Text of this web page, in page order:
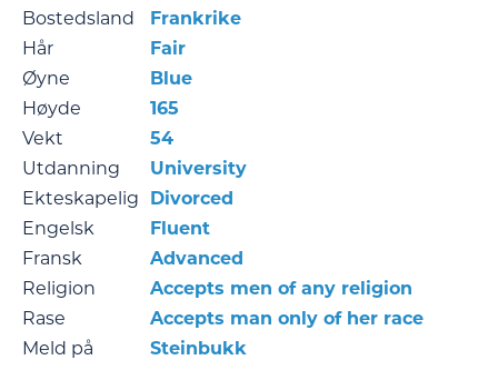
Bostedsland
Frankrike
Hår
Fair
Øyne
Blue
Høyde
165
Vekt
54
Utdanning
University
Ekteskapelig
Divorced
Engelsk
Fluent
Fransk
Advanced
Religion
Accepts men of any religion
Rase
Accepts man only of her race
Meld på
Steinbukk